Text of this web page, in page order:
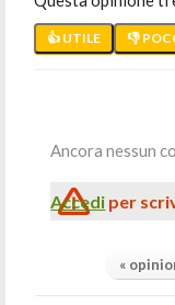
👍 UTILE 👎
Ancora nessun
Accedi per
«